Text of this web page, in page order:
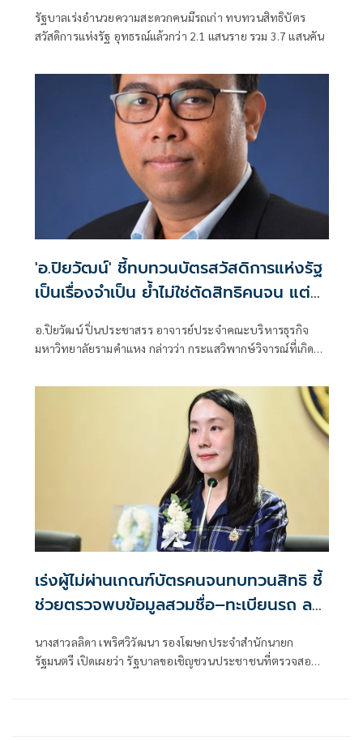
รัฐบาลเร่งอำนวยความสะดวกคนมีรถเก่า ทบทวนสิทธิบัตร
สวัสดิการแห่งรัฐ อุทธรณ์แล้วกว่า 2.1 แสนราย รวม 3.7 แสนคัน
'อ.ปิยวัฒน์' ชี้ทบทวนบัตรสวัสดิการแห่งรัฐ
เป็นเรื่องจำเป็น ย้ำไม่ใช่ตัดสิทธิคนจน แต่
รักษาระบบการคลังประเทศในระยะยาว
อ.ปิยวัฒน์ ปิ่นประชาสรร อาจารย์ประจำคณะบริหารธุรกิจ
มหาวิทยาลัยรามคำแหง กล่าวว่า กระแสวิพากษ์วิจารณ์ที่เกิดขึ้น
เรื่องที่เข้าใจได้ เพราะประชาชนกังวลว่าจะกระทบต่อผู้มีรายได้
เร่งผู้ไม่ผ่านเกณฑ์บัตรคนจนทบทวนสิทธิ ชี้
ช่วยตรวจพบข้อมูลสวมชื่อ–ทะเบียนรถ ลด
นางสาวลลิดา เพริศวิวัฒนา รองโฆษกประจำสำนักนายก
รัฐมนตรี เปิดเผยว่า รัฐบาลขอเชิญชวนประชาชนที่ตรวจสอบ